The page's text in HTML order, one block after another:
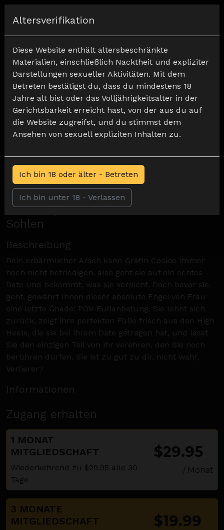
Altersverifikation
Diese Website enthält altersbeschränkte
Materialien, einschließlich Nacktheit und expliziter
Darstellungen sexueller Aktivitäten. Mit dem
Betreten bestätigst du, dass du mindestens 18
Jahre alt bist oder das Volljährigkeitsalter in der
Gerichtsbarkeit erreicht hast, von der aus du auf
die Website zugreifst, und du stimmst dem
Ansehen von sexuell expliziten Inhalten zu.
Ich bin 18 oder älter - Betreten
Ich bin unter 18 - Verlassen
Sie wird heute Abend
beschimpft ... Du bekommst ihre
Sohlen
Beschreibung
Dein erbärmlicher Arsch kann Gräfin Cookie immer
noch nicht befriedigen, also geht sie auf ein echtes
Date und bekommt, was sie verdient. Doch bevor sie
geht, gewährt Ihnen dieser absolute Engel von Frau
eine letzte Gnade: POV-Fußanbetung. Sie lehnt sich
zurück, zeigt ihre perfekten Füße frisch aus den High
Heels, die sie bei ihrem Date getragen hat, und lässt
Sie den einzigen Teil von ihr verehren, den Sie noch
berühren dürfen. Sie ist zu gut zu dir, nicht wahr,
Verlierer?
Informationen
Zugang erhalten
1 MONAT
MITGLIEDSCHAFT
Wiederkehrend zu $29.95 alle 30
Tage
$29.95
/ Monat
3 MONATE
MITGLIEDSCHAFT
$19.99